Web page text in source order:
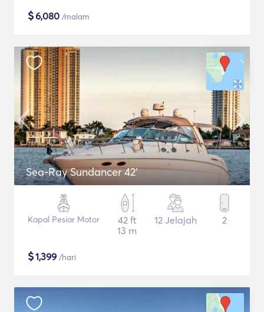
$6,080 /malam
Sea-Ray Sundancer 42’
Kapal Pesiar Motor
42 ft
13 m
12 Jelajah 2
$1,399 /hari